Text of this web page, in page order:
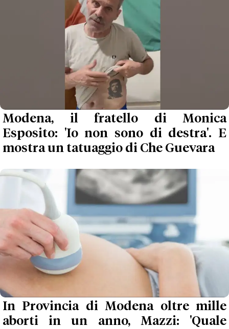
Modena, il fratello di Monica
Esposito: 'Io non sono di destra'. E
mostra un tatuaggio di Che Guevara
In Provincia di Modena oltre mille
aborti in un anno, Mazzi: 'Quale